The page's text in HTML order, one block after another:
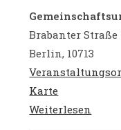
Brabanter Straße
Berlin, 10713
Karte
Brabanter
Weiterlesen